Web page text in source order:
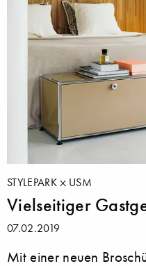
STYLEPARK USM
Vielseitiger
07.02.2019
Mit einer neuen